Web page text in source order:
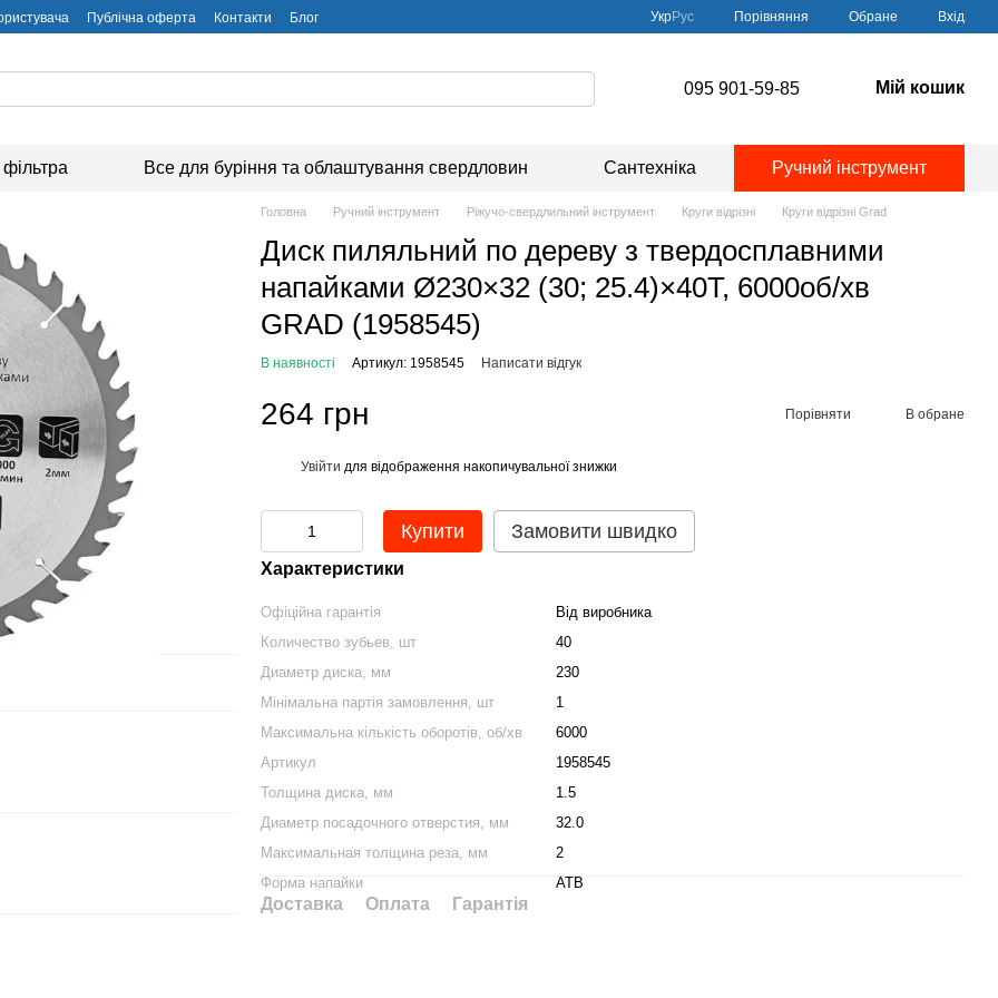
Публічна оферта Контакти Блог УкрРус Порівняння Обране Вхід
095 901-59-85 Мій кошик
Все для буріння та облаштування свердловин Сантехніка Ручний інструмент
Головна Ручний інструмент Ріжучо-свердлильний інструмент Круги відрізні Круги відрізні Grad
Диск пиляльний по дереву з твердосплавними
напайками Ø230×32 (30; 25.4)×40Т, 6000об/хв
GRAD (1958545)
В наявності Артикул: 1958545 Написати відгук
264 грн Порівняти В обране
Увійти для відображення накопичувальної знижки
Купити Замовити швидко
Характеристики
Офіційна гарантія
Від виробника
Количество зубьев, шт
40
Диаметр диска, мм
230
Мінімальна партія замовлення, шт
1
Максимальна кількість оборотів, об/хв
6000
Артикул
1958545
Толщина диска, мм
1.5
Диаметр посадочного отверстия, мм
32.0
Максимальная толщина реза, мм
2
Форма напайки
ATB
Доставка Оплата Гарантія